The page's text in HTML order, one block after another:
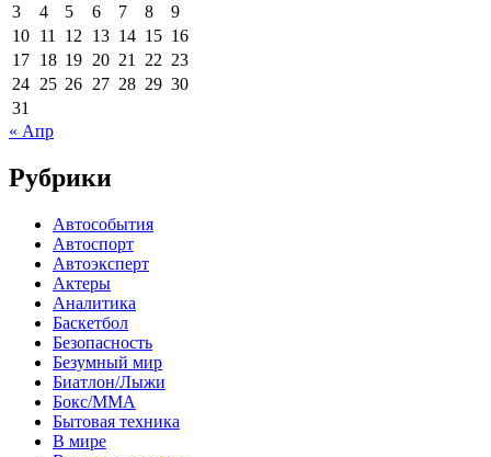
3
4 5 6 7 8
9
10 11 12 13 14 15 16
17 18 19 20 21 22 23
24 25 26 27 28 29 30
31
« Апр
Рубрики
Автособытия
Автоспорт
Автоэксперт
Актеры
Аналитика
Баскетбол
Безопасность
Безумный мир
Биатлон/Лыжи
Бокс/MMA
Бытовая техника
В мире